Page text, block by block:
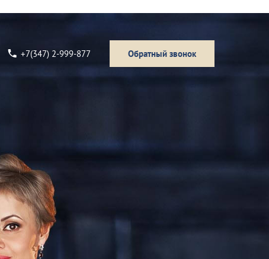
+7(347) 2-999-877 Обратный звонок